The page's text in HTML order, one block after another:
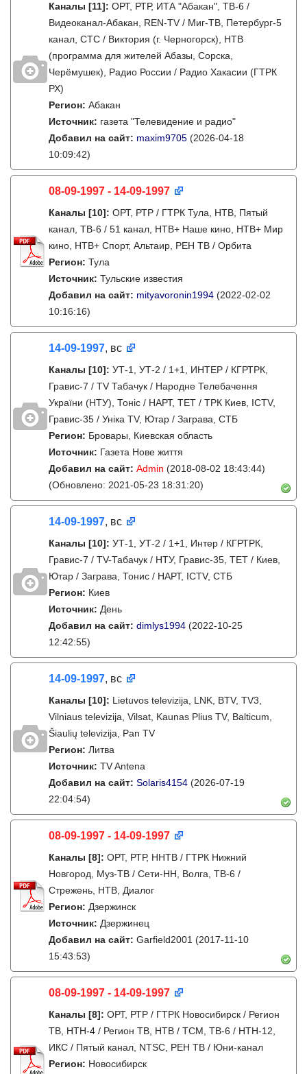
Каналы [11]: ОРТ, РТР, ИТА "Абакан", ТВ-6 /
Видеоканал-Абакан, REN-TV / Миг-ТВ, Петербург-5
канал, СТС / Виктория (г. Черногорск), НТВ
(программа для жителей Абазы, Сорска,
Черёмушек), Радио России / Радио Хакасии (ГТРК
РХ)
Регион: Абакан
Источник: газета "Телевидение и радио"
Добавил на сайт: maxim9705 (2026-04-18
10:09:42)
08-09-1997 - 14-09-1997
Каналы [10]: ОРТ, РТР / ГТРК Тула, НТВ, Пятый
канал, ТВ-6 / 51 канал, НТВ+ Наше кино, НТВ+ Мир
кино, НТВ+ Спорт, Альтаир, РЕН ТВ / Орбита
Регион: Тула
Источник: Тульские известия
Добавил на сайт: mityavoronin1994 (2022-02-02
10:16:16)
14-09-1997, вс
Каналы [10]: УТ-1, УТ-2 / 1+1, ИНТЕР / КГРТРК,
Гравис-7 / TV Табачук / Народне Телебачення
України (НТУ), Тонiс / НАРТ, ТЕТ / ТРК Киев, ICTV,
Гравис-35 / Унiка TV, Ютар / Заграва, СТБ
Регион: Бровары, Киевская область
Источник: Газета Нове життя
Добавил на сайт: Admin (2018-08-02 18:43:44)
(Обновлено: 2021-05-23 18:31:20)
14-09-1997, вс
Каналы [10]: УТ-1, УТ-2 / 1+1, Интер / КГРТРК,
Гравис-7 / TV-Табачук / НТУ, Гравис-35, ТЕТ / Киев,
Ютар / Заграва, Тонис / НАРТ, ICTV, СТБ
Регион: Киев
Источник: День
Добавил на сайт: dimlys1994 (2022-10-25
12:42:55)
14-09-1997, вс
Каналы [10]: Lietuvos televizija, LNK, BTV, TV3,
Vilniaus televizija, Vilsat, Kaunas Plius TV, Balticum,
Šiaulių televizija, Pan TV
Регион: Литва
Источник: TV Antena
Добавил на сайт: Solaris4154 (2026-07-19
22:04:54)
08-09-1997 - 14-09-1997
Каналы [8]: ОРТ, РТР, ННТВ / ГТРК Нижний
Новгород, Муз-ТВ / Сети-НН, Волга, ТВ-6 /
Стрежень, НТВ, Диалог
Регион: Дзержинск
Источник: Дзержинец
Добавил на сайт: Garfield2001 (2017-11-10
15:43:53)
08-09-1997 - 14-09-1997
Каналы [8]: ОРТ, РТР / ГТРК Новосибирск / Регион
ТВ, НТН-4 / Регион ТВ, НТВ / ТСМ, ТВ-6 / НТН-12,
ИКС / Пятый канал, NTSC, РЕН ТВ / Юни-канал
Регион: Новосибирск